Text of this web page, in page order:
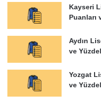
Kayseri
Puanları
Aydın
ve
Yozgat
ve